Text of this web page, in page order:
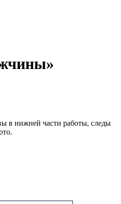
в нижней части работы, следы